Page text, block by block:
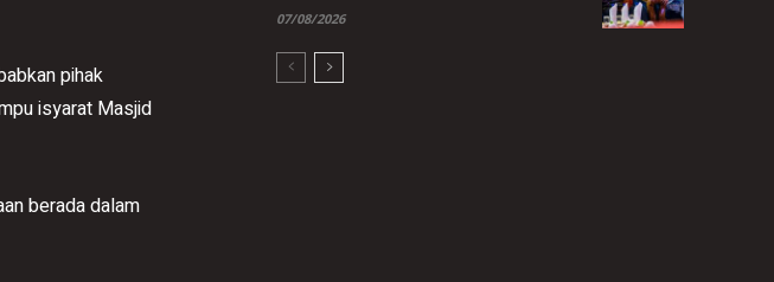
pihak
isyarat Masjid
berada dalam
07/08/2026